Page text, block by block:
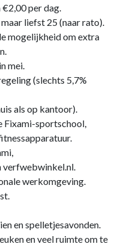
per dag.
liefst 25 (naar rato).
mogelijkheid om extra
mei.
(slechts 5,7%
als op kantoor).
Fixami-sportschool,
verfwebwinkel.nl.
werkomgeving.
en spelletjesavonden.
en veel ruimte om te